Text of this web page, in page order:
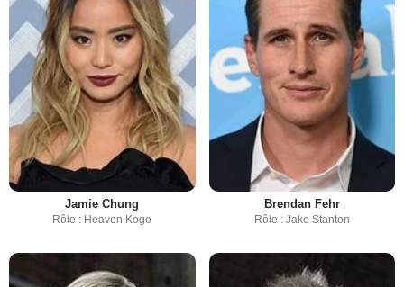
Jamie Chung
Rôle : Heaven Kogo
Brendan Fehr
Rôle : Jake Stanton